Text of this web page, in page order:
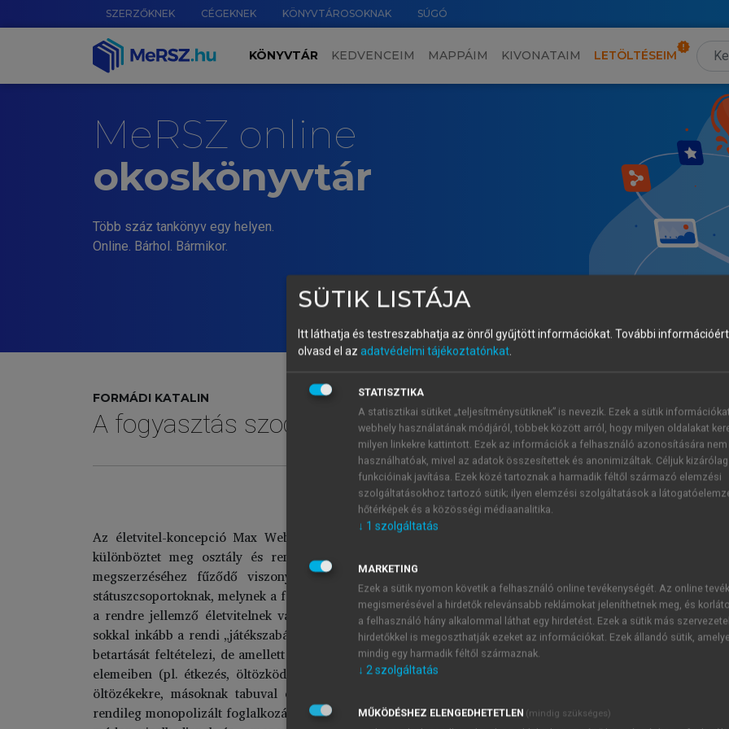
SZERZŐKNEK CÉGEKNEK KÖNYVTÁROSOKNAK SÚGÓ
KÖNYVTÁR KEDVENCEIM MAPPÁIM KIVONATAIM LETÖLTÉSEIM
MeRSZ online
okoskönyvtár
Több száz tankönyv egy helyen.
Online. Bárhol. Bármikor.
FORMÁDI KATALIN
A fogyasztás szociológiája
Életvitel
Az életvitel-koncepció Max Weber nevéhez fűződik, aki a
(1967; 1987) című
különböztet meg osztály és rendi alapon. Elmélete szerint az
az anyagi viszonyok
megszerzéséhez fűződő viszonyuknak megfelelően rétegződnek, míg a rendek az áruk
státuszcsoportoknak, melynek a fogyasztás jellege szerint (kulturális attribútuma alapján)
a rendre jellemző életvitelnek van szerepe, aminek a tagjai hasonló életstílus-egységet alkotnak, amely
sokkal inkább a rendi „játékszabályok” követésének eredményeként. A rendi tagság meghatározott
betartását feltételezi, de amellett íratlan szabályok is jellemzik (rendi becsület). A rendi hovatartozás
elemeiben (pl. étkezés, öltözködés hasonlósága) is megjelenik:
„legkülönfélébb foglalkozási és materiális
öltözékekre, másoknak tabuval eltiltott ételekre, valamint neveltetési, házasodási szokások,
rendileg monopolizált foglalkozások és lehetőségek olyan előnyöket jelentenek, amelyek érdekeltté teszik
SÜTIK LISTÁJA
Itt láthatja és testreszabhatja az önről gyűjtött információkat. További
olvasd el az adatvédelmi tájékoztatónkat.
STATISZTIKA
A statisztikai sütiket „teljesítménysütiknek” is nevezik. Ezek a sütik
webhely használatának módjáról, többek között arról, hogy milyen oldalakat
milyen linkekre kattintott. Ezek az információk a felhasználó azonosítására nem
használhatóak, mivel az adatok összesítettek és anonimizáltak. Céljuk kizárólag
funkcióinak javítása. Ezek közé tartoznak a harmadik féltől származó elemzési
szolgáltatásokhoz tartozó sütik; ilyen elemzési szolgáltatások a
hőtérképek és a közösségi médiaanalitika.
↓ 1 szolgáltatás
MARKETING
Ezek a sütik nyomon követik a felhasználó online tevékenységét. Az online
megismerésével a hirdetők relevánsabb reklámokat jeleníthetnek meg, és
a felhasználó hány alkalommal láthat egy hirdetést. Ezek a sütik más
hirdetőkkel is megoszthatják ezeket az információkat. Ezek állandó sütik,
mindig egy harmadik féltől származnak.
↓ 2szolgáltatás
MŰKÖDÉSHEZ ELENGEDHETETLEN (mindig szükséges)